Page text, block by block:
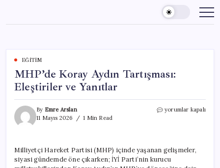
content
EĞITIM
MHP’de Koray Aydın Tartışması:
Eleştiriler ve Yanıtlar
By Emre Arslan
11 Mayıs 2026
1 Min Read
MHP’de
ve
Yanıtlar
yorumlar kapalı
Milliyetçi Hareket Partisi (MHP) içinde yaşanan gelişmeler,
siyasi gündemde öne çıkarken; İYİ Parti’nin kurucu